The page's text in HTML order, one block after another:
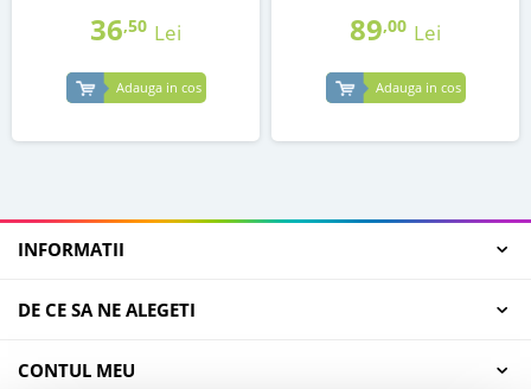
36,50 Lei
Adauga in cos
89,00 Lei
Adauga in cos
INFORMATII
DE CE SA NE ALEGETI
CONTUL MEU